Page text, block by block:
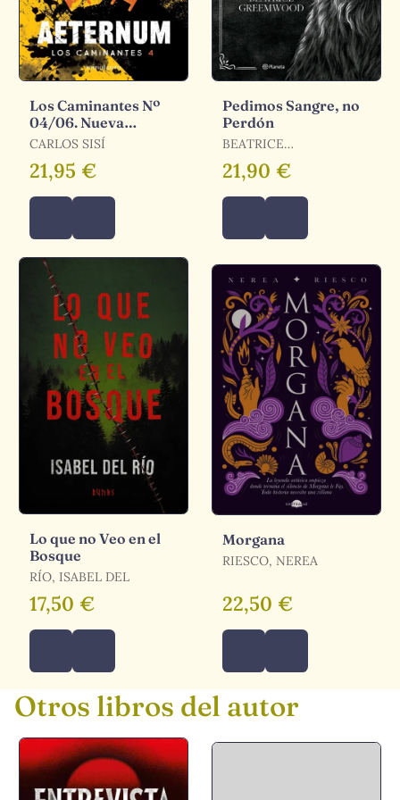
Los Caminantes Nº
04/06. Nueva
Edición
CARLOS SISÍ
21,95 €
Pedimos Sangre, no
Perdón
BEATRICE
GREEMWOOD
21,90 €
Lo que no Veo en el
Bosque
RÍO, ISABEL DEL
17,50 €
Morgana
RIESCO, NEREA
22,50 €
Otros libros del autor